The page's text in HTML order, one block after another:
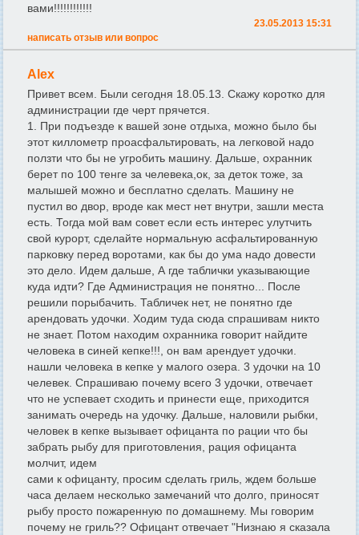
вами!!!!!!!!!!!!
23.05.2013 15:31
написать отзыв или вопрос
Alex
Привет всем. Были сегодня 18.05.13. Скажу коротко для
администрации где черт прячется.
1. При подъезде к вашей зоне отдыха, можно было бы
этот киллометр проасфальтировать, на легковой надо
ползти что бы не угробить машину. Дальше, oхранник
берет по 100 тенге за челевека,ок, за деток тоже, за
малышей можно и бесплатно сделать. Машину не
пустил во двор, вроде как мест нет внутри, зашли места
есть. Тогда мой вам совет если есть интерес улутчить
свой курорт, сделайте нормальную асфальтированную
парковку перед воротами, как бы до ума надо довести
это дело. Идем дальше, А где таблички указывающие
куда идти? Где Администрация не понятно... После
решили порыбачить. Табличек нет, не понятно где
арендовать удочки. Ходим туда сюда спрашивам никто
не знает. Потом находим охранника говорит найдите
человека в синей кепке!!!, он вам арендует удочки.
нашли человека в кепке у малого озера. 3 удочки на 10
челевек. Спрашиваю почему всего 3 удочки, отвечает
что не успевает сходить и принести еще, приходится
занимать очередь на удочку. Дальше, наловили рыбки,
человек в кепке вызывает офицанта по рации что бы
забрать рыбу для приготовления, рация офицанта
молчит, идем
сами к офицанту, просим сделать гриль, ждем больше
часа делаем несколько замечаний что долго, приносят
рыбу просто пожаренную по домашнему. Мы говорим
почему не гриль?? Офицант отвечает "Низнаю я сказала